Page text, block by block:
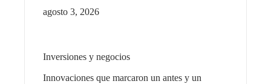
agosto 3, 2026
Inversiones y negocios
Innovaciones que marcaron un antes y un